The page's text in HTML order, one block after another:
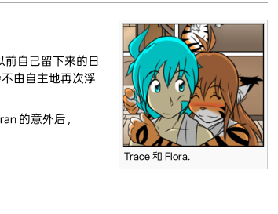
Trace 和 Flora.
自己留下来的日
由自主地再次浮
的意外后，